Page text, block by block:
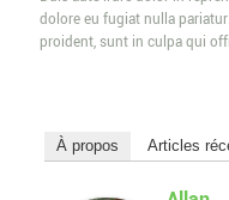
dolore eu fugiat nulla
proident, sunt in culpa qui
À propos Articles